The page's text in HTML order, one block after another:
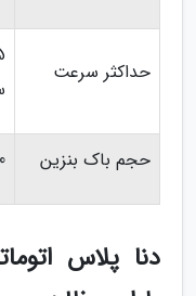
حداکثر سرعت
حجم باک بنزین
دنا پلاس